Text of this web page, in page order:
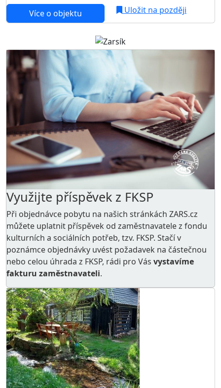
Více o objektu Uložit na později
Využijte příspěvek z FKSP
Při objednávce pobytu na našich stránkách ZARS.cz
můžete uplatnit příspěvek od zaměstnavatele z fondu
kulturních a sociálních potřeb, tzv. FKSP. Stačí v
poznámce objednávky uvést požadavek na částečnou
nebo celou úhrada z FKSP, rádi pro Vás vystavíme
fakturu zaměstnavateli.